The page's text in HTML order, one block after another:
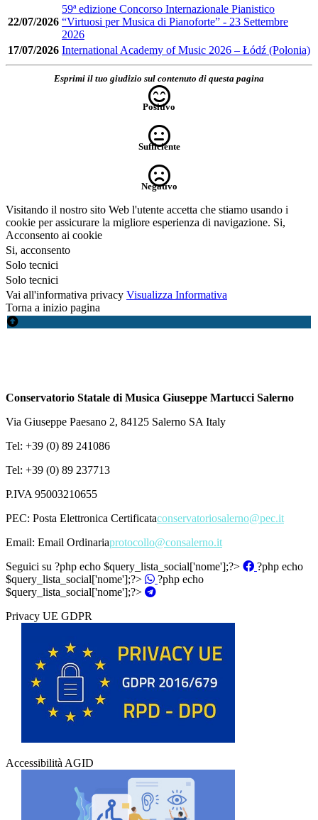
22/07/2026
59ª edizione Concorso Internazionale Pianistico
“Virtuosi per Musica di Pianoforte” - 23 Settembre
2026
17/07/2026 International Academy of Music 2026 – Łódź (Polonia)
Esprimi il tuo giudizio sul contenuto di questa pagina
Positivo
Sufficiente
Negativo
Visitando il nostro sito Web l'utente accetta che stiamo usando i
cookie per assicurare la migliore esperienza di navigazione. Si,
Acconsento ai cookie
Si, acconsento
Solo tecnici
Solo tecnici
Vai all'informativa privacy Visualizza Informativa
Torna a inizio pagina
Conservatorio Statale di Musica Giuseppe Martucci Salerno
Via Giuseppe Paesano 2, 84125 Salerno SA Italy
Tel: +39 (0) 89 241086
Tel: +39 (0) 89 237713
P.IVA 95003210655
PEC: Posta Elettronica Certificataconservatoriosalerno@pec.it
Email: Email Ordinariaprotocollo@consalerno.it
Seguici su ?php echo $query_lista_social['nome'];?>
?php echo
$query_lista_social['nome'];?>
?php echo
$query_lista_social['nome'];?>
Privacy UE GDPR
Accessibilità AGID